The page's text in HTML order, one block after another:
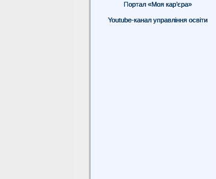
Портал «Моя кар’єра»
Youtube-канал управління освіти